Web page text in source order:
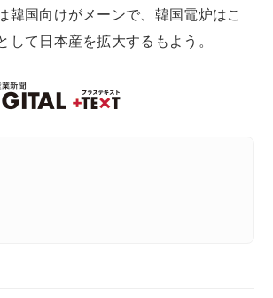
韓国向けがメーンで、韓国電炉はこ
して日本産を拡大するもよう。